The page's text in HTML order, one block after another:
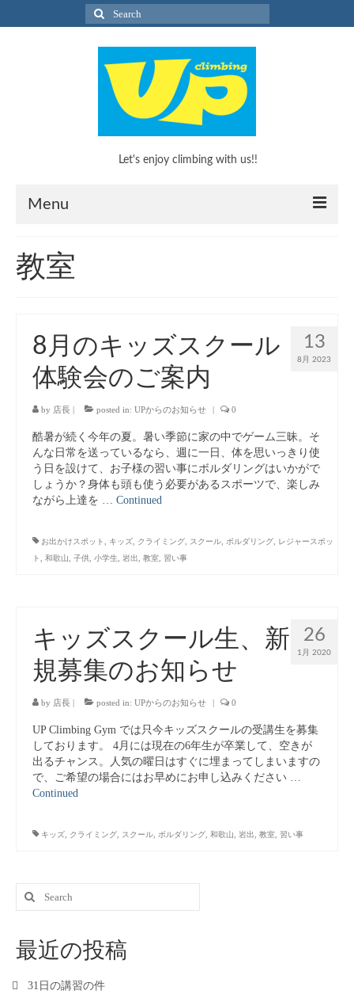
Search
for:
Let's enjoy climbing with us!!
Menu
What’s Climbing?
What’s Climbing?
キッズボルダリングスクール
キッズボルダリングスクール
よくある質問
姿勢と健康・スポーツパフォーマンス
About Us
Contact Us
オリジナルTシャツ販売
教室
13
8月 2023
8月のキッズスクール
体験会のご案内
by 店長 | posted in: UPからのお知らせ | 0
酷暑が続く今年の夏。暑い季節に家の中でゲーム三昧。そ
んな日常を送っているなら、週に一日、体を思いっきり使
う日を設けて、お子様の習い事にボルダリングはいかがで
しょうか？身体も頭も使う必要があるスポーツで、楽しみ
ながら上達を … Continued
お出かけスポット キッズ クライミング スクール ボルダリング
レジャースポッ
ト
和歌山 子供 小学生 岩出 教室 習い事
26
1月 2020
キッズスクール生、新
規募集のお知らせ
by 店長 | posted in: UPからのお知らせ | 0
UP Climbing Gym では只今キッズスクールの受講生を募集
しております。 4月には現在の6年生が卒業して、空きが
出るチャンス。人気の曜日はすぐに埋まってしまいますの
で、ご希望の場合にはお早めにお申し込みください …
Continued
キッズ クライミング スクール ボルダリング 和歌山 岩出 教室 習い事
Search
最近の投稿
31日の講習の件